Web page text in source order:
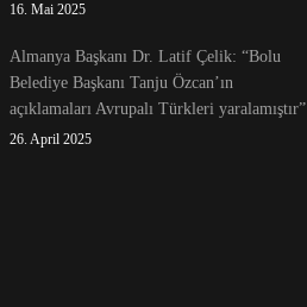
16. Mai 2025
Almanya Başkanı Dr. Latif Çelik: “Bolu
Belediye Başkanı Tanju Özcan’ın
açıklamaları Avrupalı Türkleri yaralamıştır”
26. April 2025